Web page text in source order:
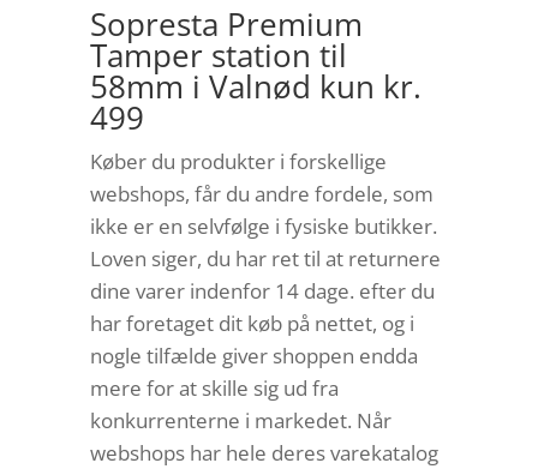
Sopresta Premium
Tamper station til
58mm i Valnød kun kr.
499
Køber du produkter i forskellige
webshops, får du andre fordele, som
ikke er en selvfølge i fysiske butikker.
Loven siger, du har ret til at returnere
dine varer indenfor 14 dage. efter du
har foretaget dit køb på nettet, og i
nogle tilfælde giver shoppen endda
mere for at skille sig ud fra
konkurrenterne i markedet. Når
webshops har hele deres varekatalog